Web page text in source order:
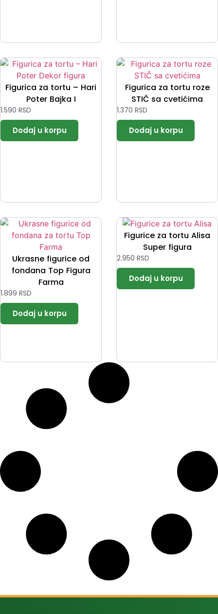
Figurica za tortu – Hari
Poter Bajka I
1.590 RSD
Figurica za tortu roze
STIČ sa cvetićima
1.370 RSD
Ukrasne figurice od
fondana Top Figura
Farma
1.899 RSD
Figurice za tortu Alisa
Super figura
2.950 RSD